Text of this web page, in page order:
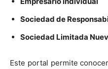
Sociedad de
Sociedad Limitada
Este portal permite